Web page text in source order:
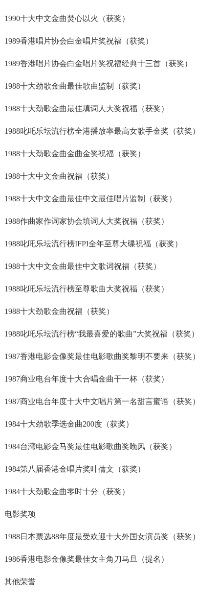
1990十大中文金曲焚心以火（获奖）
1989香港唱片协会白金唱片奖祝福（获奖）
1989香港唱片协会白金唱片奖祝福经典十三首（获奖）
1988十大劲歌金曲最佳歌曲监制（获奖）
1988十大劲歌金曲最佳填词人大奖祝福（获奖）
1988叱吒乐坛流行榜全港播放率最高女歌手金奖（获奖）
1988十大劲歌金曲金曲金奖祝福（获奖）
1988十大中文金曲祝福（获奖）
1988十大中文金曲最佳中文最佳唱片监制（获奖）
1988作曲家作词家协会填词人大奖祝福（获奖）
1988叱吒乐坛流行榜IFPI全年至尊大碟祝福（获奖）
1988十大中文金曲最佳中文歌词祝福（获奖）
1988叱吒乐坛流行榜至尊歌曲大奖祝福（获奖）
1988十大劲歌金曲祝福（获奖）
1988叱吒乐坛流行榜“我最喜爱的歌曲”大奖祝福（获奖）
1987香港电影金像奖最佳电影歌曲奖黎明不要来（获奖）
1987商业电台年度十大合唱金曲干一杯（获奖）
1987商业电台年度十大中文唱片第一名甜言蜜语（获奖）
1984十大劲歌季选金曲200度（获奖）
1984台湾电影金马奖最佳电影歌曲奖晚风（获奖）
1984第八届香港金唱片奖叶蒨文（获奖）
1984十大劲歌金曲零时十分（获奖）
电影奖项
1988日本票选88年度最受欢迎十大外国女演员奖（获奖）
1986香港电影金像奖最佳女主角刀马旦（提名）
其他荣誉